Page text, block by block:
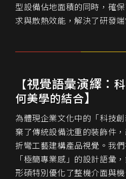
型設備佔地面積的同時，確
求與散熱效能，解決了研發
【視覺語彙演繹：
何美學的結合】
為體現企業文化中的「科技
棄了傳統設備沈重的裝飾件
折彎工藝建構產品視覺。我
「極簡專業感」的設計語彙
形碩特別優化了整機介面與